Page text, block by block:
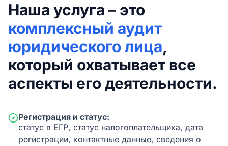
Наша услуга – это
комплексный аудит
юридического лица,
который охватывает все
аспекты его деятельности.
Регистрация и статус:
статус в ЕГР, статус налогоплательщика, дата
регистрации, контактные данные, сведения о